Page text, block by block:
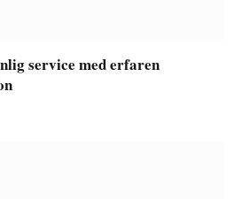
service med erfaren